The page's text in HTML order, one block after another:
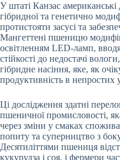
У штаті Канзас
гібридної та генетично
протистояти засусі та
Мангеттені пшеницю
освітленням LED-ламп,
стійкості до недостачі
гібридне насіння, яке, як
продуктивність в
Ці дослідження здатні
пшеничної промисловості,
через зміни у смаках
попиту та суперництво з
Десятиліттями пшениця
кукурудза і соя, і фермери